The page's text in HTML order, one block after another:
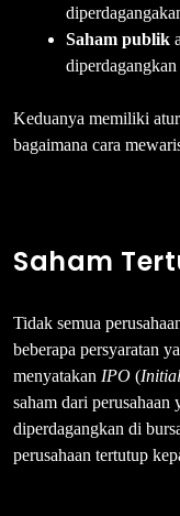
Saham publik
Keduanya memiliki
bagaimana cara
Saham
Tidak semua
beberapa persyaratan
menyatakan IPO (
saham dari perusahaan
diperdagangkan di
perusahaan tertutup